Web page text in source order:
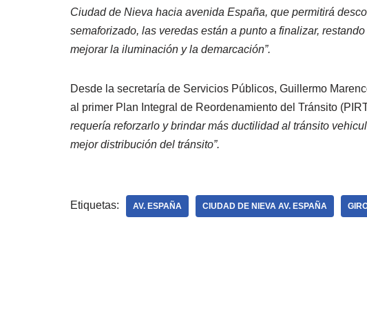
Ciudad de Nieva hacia avenida España, que permitirá
semaforizado, las veredas están a punto a finalizar,
mejorar la iluminación y la demarcación”.
Desde la secretaría de Servicios Públicos, Guillermo
al primer Plan Integral de Reordenamiento del Tránsito
requería reforzarlo y brindar más ductilidad al tránsito
mejor distribución del tránsito”.
Etiquetas: AV. ESPAÑA CIUDAD DE NIEVA AV. ESPAÑA